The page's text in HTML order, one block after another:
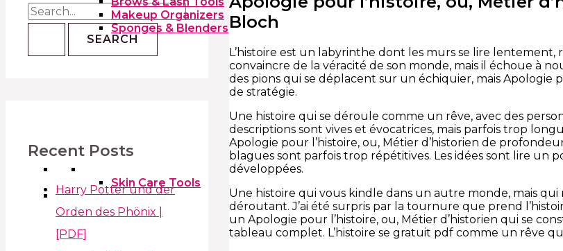
Makeup Organizers
Sponges & Blenders
Skin Care Tools
Recent Posts
Harry Potter und der
Orden des Phönix |
[PDF]
Bloch
L’histoire est un labyrinthe dont les murs se lire
convaincre de la véracité de son monde, mais il échoue à
des pions qui se déplacent sur un échiquier, mais Apologie
de stratégie.
Une histoire qui se déroule comme un rêve, avec des
descriptions sont vives et évocatrices, mais parfois trop
Apologie pour l’histoire, ou, Métier d’historien de
blagues sont parfois trop répétitives. Les idées sont lire un
développées.
Une histoire qui vous kindle dans un autre monde, mais
déroutant. J’ai été surpris par la tournure que prend
un Apologie pour l’histoire, ou, Métier d’historien qui se
tableau complet. L’histoire se gratuit pdf comme un rêve